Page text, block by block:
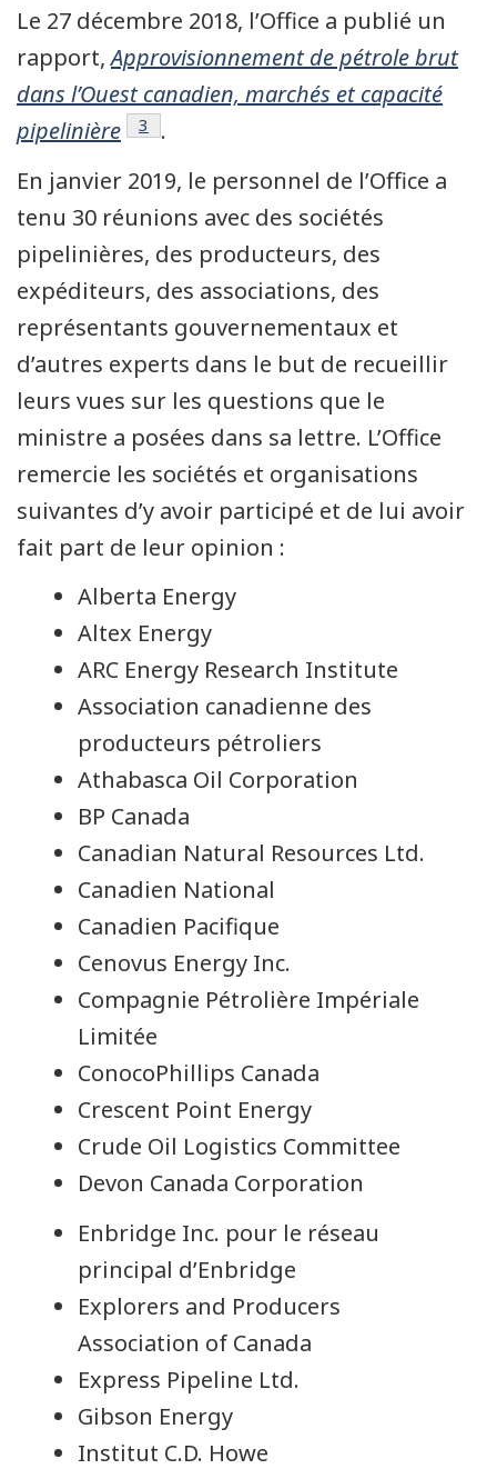
Le 27 décembre 2018, l’Office a publié un
rapport,Approvisionnement de pétrole brut
dans l’Ouest canadien, marchés et capacité
pipelinière
Note de bas de page
3
.
En janvier 2019, le personnel de l’Office a
tenu 30 réunions avec des sociétés
pipelinières, des producteurs, des
expéditeurs, des associations, des
représentants gouvernementaux et
d’autres experts dans le but de recueillir
leurs vues sur les questions que le
ministre a posées dans sa lettre. L’Office
remercie les sociétés et organisations
suivantes d’y avoir participé et de lui avoir
fait part de leur opinion :
Alberta Energy
Altex Energy
ARC Energy Research Institute
Association canadienne des
producteurs pétroliers
Athabasca Oil Corporation
BP Canada
Canadian Natural Resources Ltd.
Canadien National
Canadien Pacifique
Cenovus Energy Inc.
Compagnie Pétrolière Impériale
Limitée
ConocoPhillips Canada
Crescent Point Energy
Crude Oil Logistics Committee
Devon Canada Corporation
Enbridge Inc. pour le réseau
principal d’Enbridge
Explorers and Producers
Association of Canada
Express Pipeline Ltd.
Gibson Energy
Institut C.D. Howe